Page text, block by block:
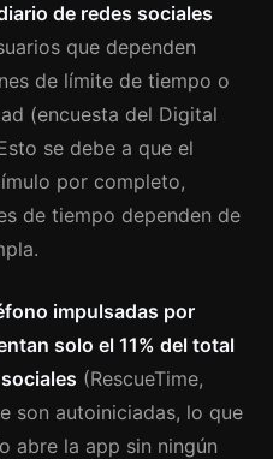
de redes sociales
que dependen
de límite de tiempo o
(encuesta del Digital
se debe a que el
por completo,
de tiempo dependen de
impulsadas por
solo el 11% del total
(RescueTime,
son autoiniciadas, lo que
abre la app sin ningún